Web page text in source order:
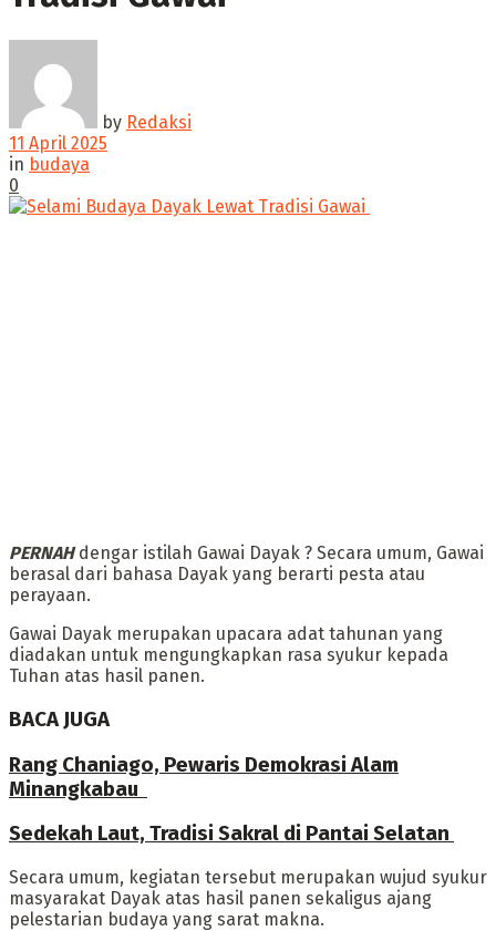
by Redaksi
11 April 2025
in budaya
0
PERNAHdengar istilah Gawai Dayak ? Secara umum, Gawai
berasal dari bahasa Dayak yang berarti pesta atau
perayaan.
‎‎Gawai Dayak merupakan upacara adat tahunan yang
diadakan untuk mengungkapkan rasa syukur kepada
Tuhan atas hasil panen.
BACA JUGA
Rang Chaniago, Pewaris Demokrasi Alam
Minangkabau ‎
Sedekah Laut, Tradisi Sakral di Pantai Selatan
‎Secara umum, kegiatan tersebut merupakan ‎wujud syukur
masyarakat Dayak atas hasil panen sekaligus ajang
pelestarian budaya yang sarat makna.